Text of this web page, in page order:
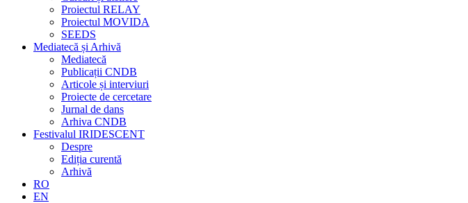
Proiectul RELAY
Proiectul MOVIDA
SEEDS
Mediatecă și Arhivă
Mediatecă
Publicații CNDB
Articole și interviuri
Proiecte de cercetare
Jurnal de dans
Arhiva CNDB
Festivalul IRIDESCENT
Despre
Ediția curentă
Arhivă
RO
EN